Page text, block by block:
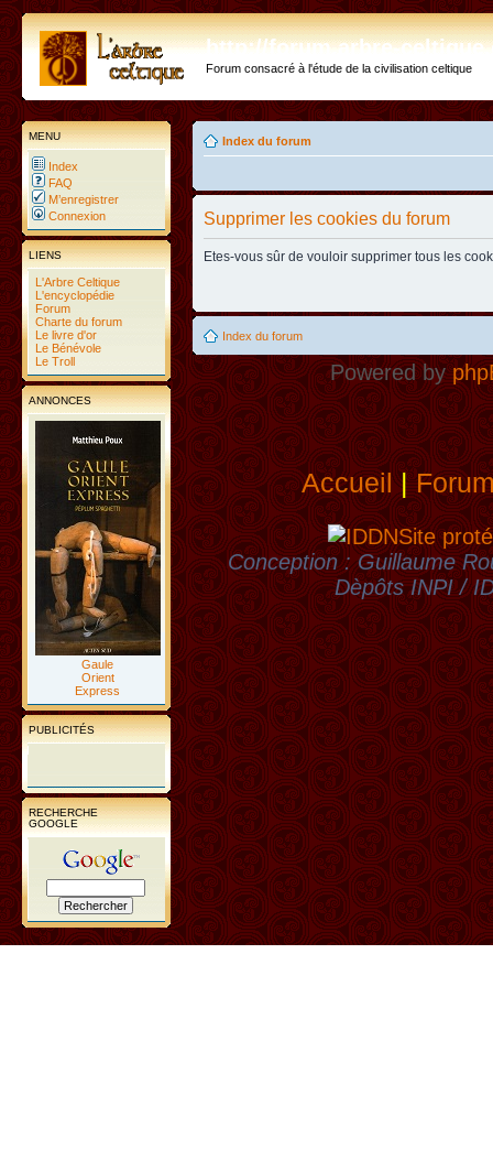
http://forum.arbre-
Forum consacré à l'étude de la civilisation celtique
MENU
Index
FAQ
M’enregistrer
Connexion
LIENS
L'Arbre Celtique
L'encyclopédie
Forum
Charte du forum
Le livre d'or
Le Bénévole
Le Troll
ANNONCES
Gaule
Orient
Express
PUBLICITÉS
RECHERCHE
GOOGLE
Index du forum
Supprimer les cookies du forum
Etes-vous sûr de vouloir supprimer tous les
Index du forum
Powered by
Accueil|
Site
Conception : Guillaume
Dèpôts INPI /